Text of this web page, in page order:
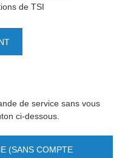
de TSI
de service sans vous
ci-dessous.
(SANS COMPTE